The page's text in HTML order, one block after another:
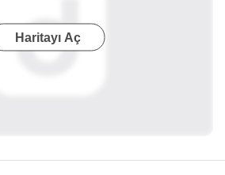
Haritayı Aç